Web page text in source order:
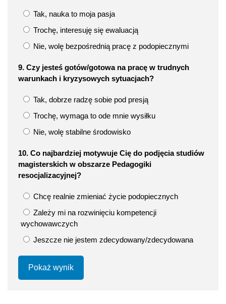
Tak, nauka to moja pasja
Trochę, interesuję się ewaluacją
Nie, wolę bezpośrednią pracę z podopiecznymi
9. Czy jesteś gotów/gotowa na pracę w trudnych
warunkach i kryzysowych sytuacjach?
Tak, dobrze radzę sobie pod presją
Trochę, wymaga to ode mnie wysiłku
Nie, wolę stabilne środowisko
10. Co najbardziej motywuje Cię do podjęcia studiów
magisterskich w obszarze Pedagogiki
resocjalizacyjnej?
Chcę realnie zmieniać życie podopiecznych
Zależy mi na rozwinięciu kompetencji
wychowawczych
Jeszcze nie jestem zdecydowany/zdecydowana
Pokaż wynik